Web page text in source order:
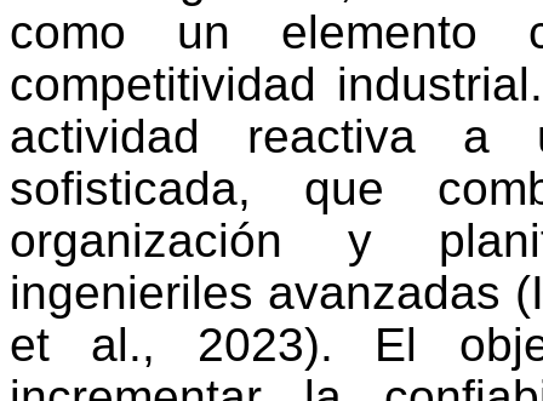
como un elemento
competitividad
actividad reactiva a
sofisticada, que
organización y
ingenieriles avanzadas (
et al., 2023). El